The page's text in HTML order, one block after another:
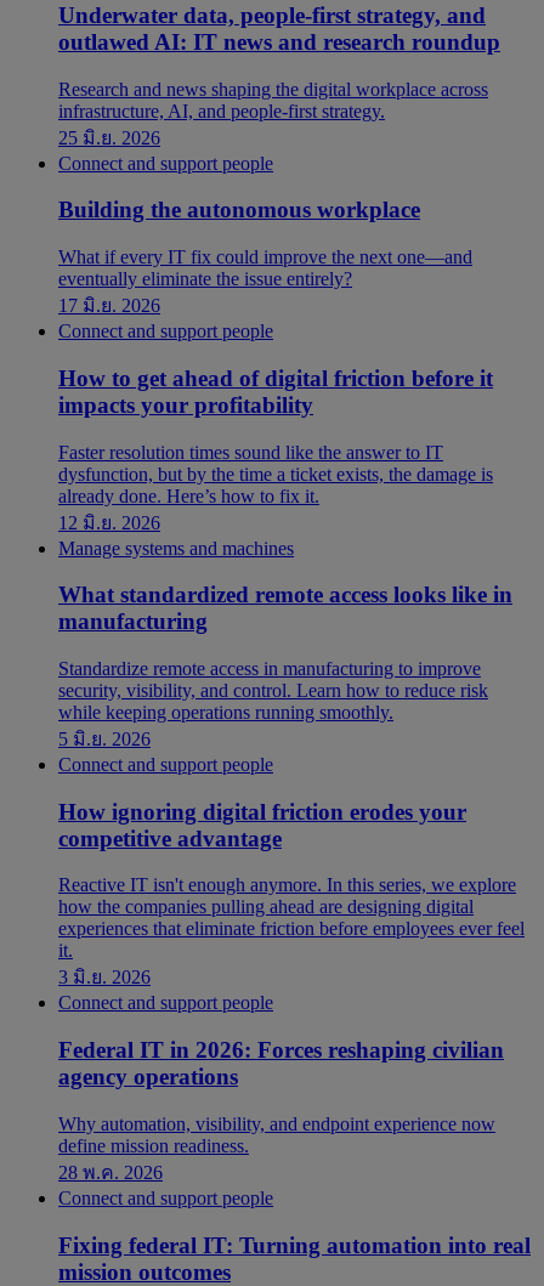
Underwater data, people-first strategy, and
outlawed AI: IT news and research roundup
Research and news shaping the digital workplace across
infrastructure, AI, and people-first strategy.
25 มิ.ย. 2026
Connect and support people
Building the autonomous workplace
What if every IT fix could improve the next one—and
eventually eliminate the issue entirely?
17 มิ.ย. 2026
Connect and support people
How to get ahead of digital friction before it
impacts your profitability
Faster resolution times sound like the answer to IT
dysfunction, but by the time a ticket exists, the damage is
already done. Here’s how to fix it.
12 มิ.ย. 2026
Manage systems and machines
What standardized remote access looks like in
manufacturing
Standardize remote access in manufacturing to improve
security, visibility, and control. Learn how to reduce risk
while keeping operations running smoothly.
5 มิ.ย. 2026
Connect and support people
How ignoring digital friction erodes your
competitive advantage
Reactive IT isn't enough anymore. In this series, we explore
how the companies pulling ahead are designing digital
experiences that eliminate friction before employees ever feel
it.
3 มิ.ย. 2026
Connect and support people
Federal IT in 2026: Forces reshaping civilian
agency operations
Why automation, visibility, and endpoint experience now
define mission readiness.
28 พ.ค. 2026
Connect and support people
Fixing federal IT: Turning automation into real
mission outcomes